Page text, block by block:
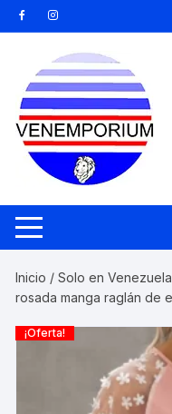
Saltar
al
contenido
Inicio /Solo en Venezuela
rosada manga raglán de
¡Oferta!